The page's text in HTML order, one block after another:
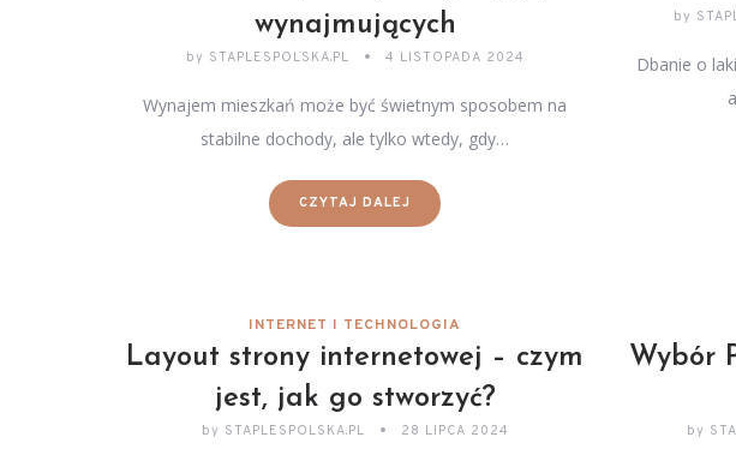
wynajmujących
by STAPLESPOLSKA.PL 4 LISTOPADA 2024
Wynajem mieszkań może być świetnym sposobem na
stabilne dochody, ale tylko wtedy, gdy…
CZYTAJ DALEJ
by
Dbanie o
INTERNET I TECHNOLOGIA
Layout strony internetowej – czym
jest, jak go stworzyć?
by STAPLESPOLSKA.PL 28 LIPCA 2024
Wybór
by